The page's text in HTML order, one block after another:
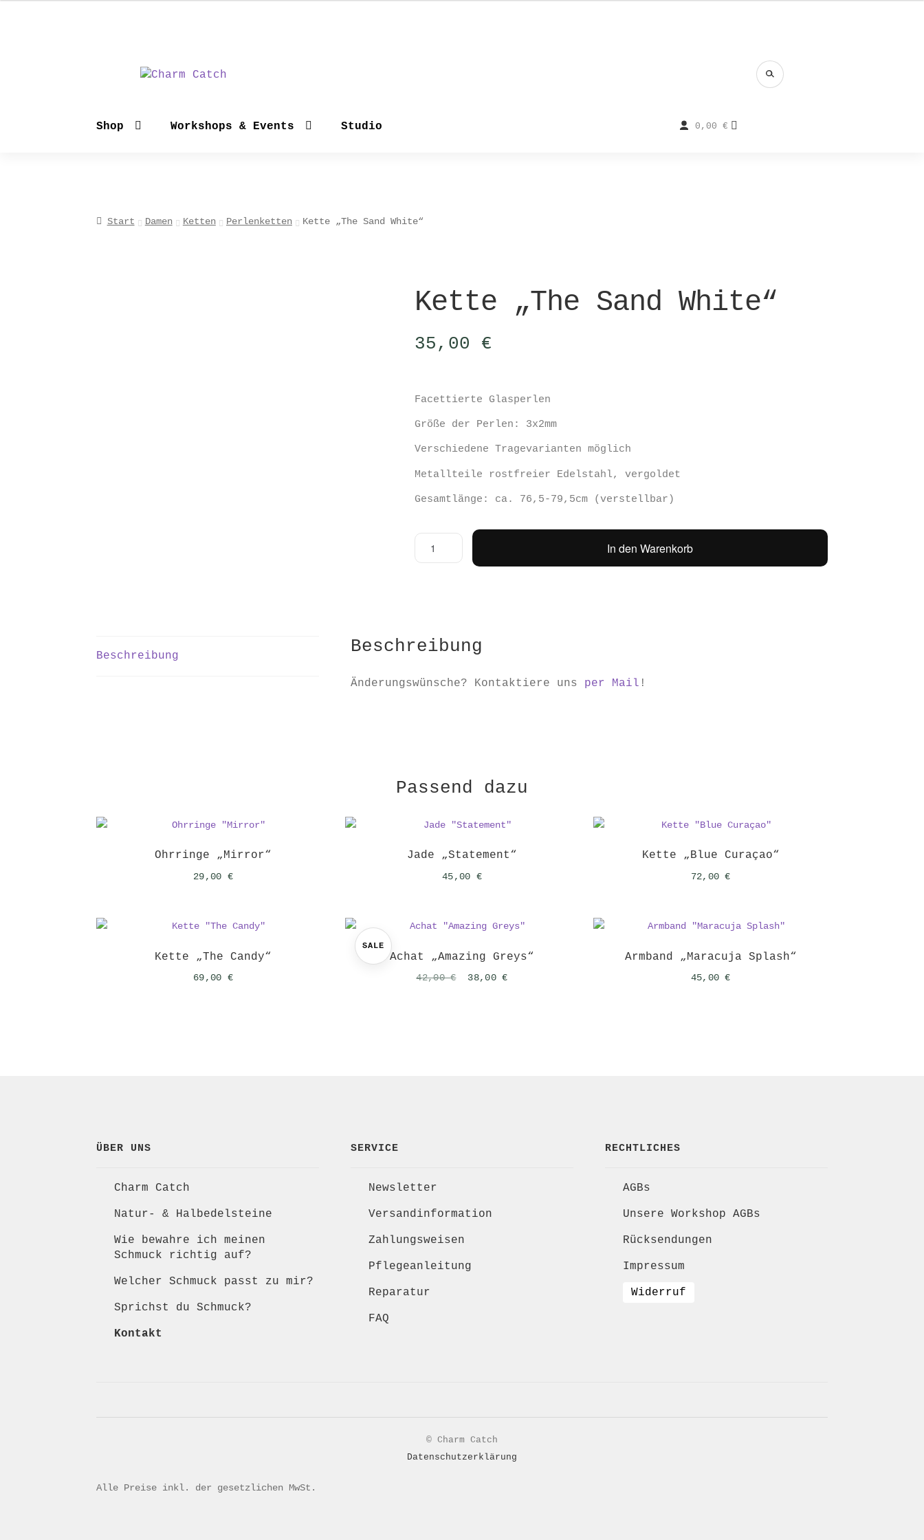
springen
springen
Shop Workshops & Events Studio 0,00 €
Start Damen Ketten Perlenketten Kette „The Sand White“
Kette „The Sand White“
35,00 €
Facettierte Glasperlen
Größe der Perlen: 3x2mm
Verschiedene Tragevarianten möglich
Metallteile rostfreier Edelstahl, vergoldet
Gesamtlänge: ca. 76,5-79,5cm (verstellbar)
Kette
"The
In den Warenkorb
Beschreibung Beschreibung
Änderungswünsche? Kontaktiere uns per Mail !
Passend dazu
Ohrringe „Mirror“
29,00 €
Jade „Statement“
45,00 €
Kette „Blue Curaçao“
72,00€
Kette „The Candy“
69,00 €
SALE
Achat „Amazing Greys“
42,00€
Ursprünglicher
38,00€Aktueller
Armband „Maracuja Splash“
45,00€
ÜBER UNS
Charm Catch
Natur- & Halbedelsteine
Wie bewahre ich meinen
Schmuck richtig auf?
Welcher Schmuck passt zu mir?
Sprichst du Schmuck?
Kontakt
SERVICE
Newsletter
Versandinformation
Zahlungsweisen
Pflegeanleitung
Reparatur
FAQ
RECHTLICHES
AGBs
Unsere Workshop AGBs
Rücksendungen
Impressum
Widerruf
© Charm Catch
Datenschutzerklärung
Alle Preise inkl. der gesetzlichen MwSt.